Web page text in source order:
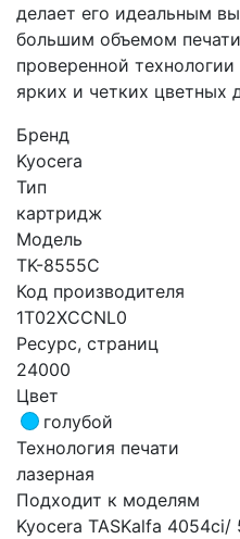
делает его идеальным
большим объемом
проверенной
ярких и четких цветных
Бренд
Kyocera
Тип
картридж
Модель
TK-8555C
Код производителя
1T02XCCNL0
Ресурс, страниц
24000
Цвет
голубой
Технология печати
лазерная
Подходит к моделям
Kyocera TASKalfa